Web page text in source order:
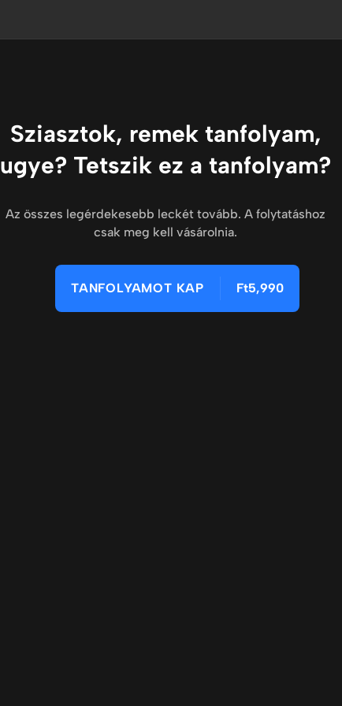
Sziasztok, remek tanfolyam,
ugye? Tetszik ez a tanfolyam?
Az összes legérdekesebb leckét tovább. A folytatáshoz
csak meg kell vásárolnia.
TANFOLYAMOT KAP Ft5,990